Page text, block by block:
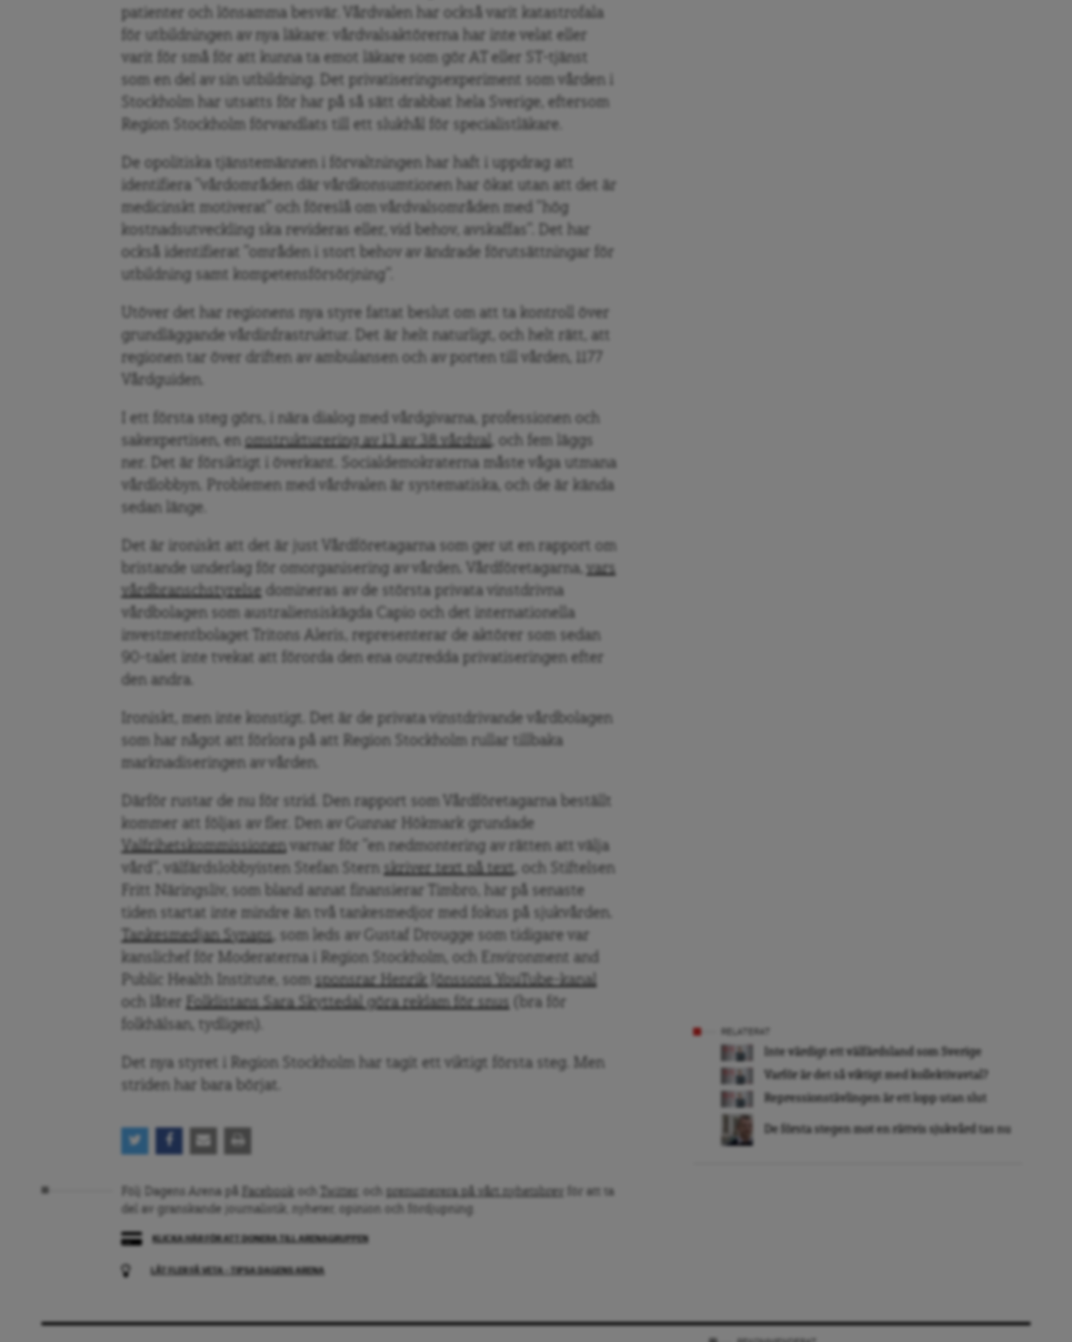
patienter och lönsamma besvär. Vårdvalen har också varit katastrofala
för utbildningen av nya läkare: vårdvalsaktörerna har inte velat eller
varit för små för att kunna ta emot läkare som gör AT eller ST-tjänst
som en del av sin utbildning. Det privatiseringsexperiment som vården i
Stockholm har utsatts för har på så sätt drabbat hela Sverige, eftersom
Region Stockholm förvandlats till ett slukhål för specialistläkare.
De opolitiska tjänstemännen i förvaltningen har haft i uppdrag att
identifiera ”vårdområden där vårdkonsumtionen har ökat utan att det är
medicinskt motiverat” och föreslå om vårdvalsområden med ”hög
kostnadsutveckling ska revideras eller, vid behov, avskaffas”. Det har
också identifierat ”områden i stort behov av ändrade förutsättningar för
utbildning samt kompetensförsörjning”.
Utöver det har regionens nya styre fattat beslut om att ta kontroll över
grundläggande vårdinfrastruktur. Det är helt naturligt, och helt rätt, att
regionen tar över driften av ambulansen och av porten till vården, 1177
Vårdguiden.
I ett första steg görs, i nära dialog med vårdgivarna, professionen och
sakexpertisen, en omstrukturering av 13 av 38 vårdval, och fem läggs
ner. Det är försiktigt i överkant. Socialdemokraterna måste våga utmana
vårdlobbyn. Problemen med vårdvalen är systematiska, och de är kända
sedan länge.
Det är ironiskt att det är just Vårdföretagarna som ger ut en rapport om
bristande underlag för omorganisering av vården. Vårdföretagarna, vars
vårdbranschstyrelse domineras av de största privata vinstdrivna
vårdbolagen som australiensiskägda Capio och det internationella
investmentbolaget Tritons Aleris, representerar de aktörer som sedan
90-talet inte tvekat att förorda den ena outredda privatiseringen efter
den andra.
Ironiskt, men inte konstigt. Det är de privata vinstdrivande vårdbolagen
som har något att förlora på att Region Stockholm rullar tillbaka
marknadiseringen av vården.
Därför rustar de nu för strid. Den rapport som Vårdföretagarna beställt
kommer att följas av fler. Den av Gunnar Hökmark grundade
Valfrihetskommissionen varnar för ”en nedmontering av rätten att välja
vård”, välfärdslobbyisten Stefan Stern skriver text på text, och Stiftelsen
Fritt Näringsliv, som bland annat finansierar Timbro, har på senaste
tiden startat inte mindre än två tankesmedjor med fokus på sjukvården.
Tankesmedjan Synaps, som leds av Gustaf Drougge som tidigare var
kanslichef för Moderaterna i Region Stockholm, och Environment and
Public Health Institute, som sponsrar Henrik Jönssons YouTube-kanal
och låter
Folklistans Sara Skyttedal göra reklam för snus (bra för
folkhälsan, tydligen).
Det nya styret i Region Stockholm har tagit ett viktigt första steg. Men
striden har bara börjat.
Följ Dagens Arena på Facebook Twitter prenumerera på vårt nyhetsbrev
för att ta
del av granskande journalistik, nyheter, opinion och fördjupning.
LÅT FLER FÅ VETA – TIPSA DAGENS ARENA
Inte värdigt ett välfärdsland som Sverige
Varför är det så viktigt med kollektivavtal?
Repressionstävlingen är ett lopp utan slut
De första stegen mot en rättvis sjukvård tas nu